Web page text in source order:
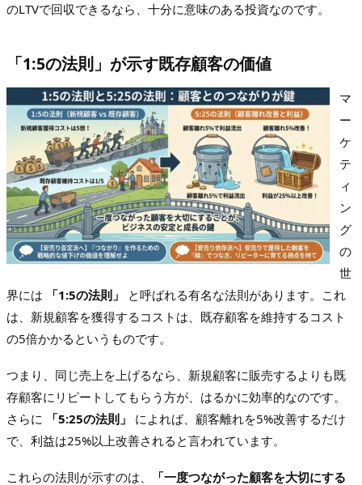
のLTVで回収できるなら、十分に意味のある投資なのです。
「1:5の法則」が示す既存顧客の価値
マ
ー
ケ
テ
ィ
ン
グ
の
世
界には
「1:5の法則」
と呼ばれる有名な法則があります。これ
は、新規顧客を獲得するコストは、既存顧客を維持するコスト
の5倍かかるというものです。
つまり、同じ売上を上げるなら、新規顧客に販売するよりも既
存顧客にリピートしてもらう方が、はるかに効率的なのです。
さらに
「5:25の法則」
によれば、顧客離れを5%改善するだけ
で、利益は25%以上改善されると言われています。
これらの法則が示すのは、
「一度つながった顧客を大切にする